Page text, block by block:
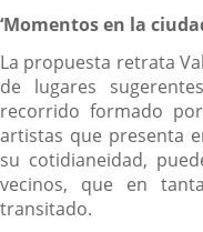
‘Momentos en la
La propuesta retrata
de lugares
recorrido formado
artistas que presenta
su cotidianeidad,
vecinos, que en
transitado.